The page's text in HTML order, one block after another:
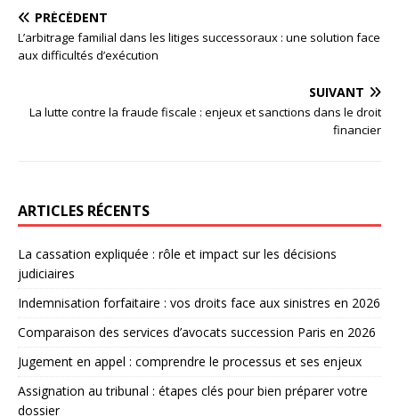
PRÉCÉDENT
L’arbitrage familial dans les litiges successoraux : une solution face
aux difficultés d’exécution
SUIVANT
La lutte contre la fraude fiscale : enjeux et sanctions dans le droit
financier
ARTICLES RÉCENTS
La cassation expliquée : rôle et impact sur les décisions
judiciaires
Indemnisation forfaitaire : vos droits face aux sinistres en 2026
Comparaison des services d’avocats succession Paris en 2026
Jugement en appel : comprendre le processus et ses enjeux
Assignation au tribunal : étapes clés pour bien préparer votre
dossier